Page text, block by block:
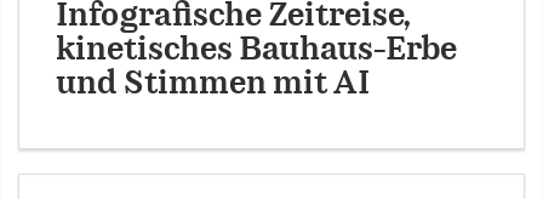
Infografische Zeitreise,
kinetisches Bauhaus-Erbe
und Stimmen mit AI